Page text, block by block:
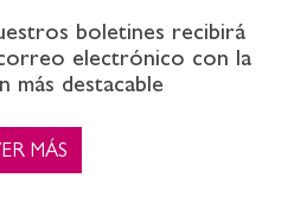
boletines recibirá
electrónico con la
más destacable
MÁS